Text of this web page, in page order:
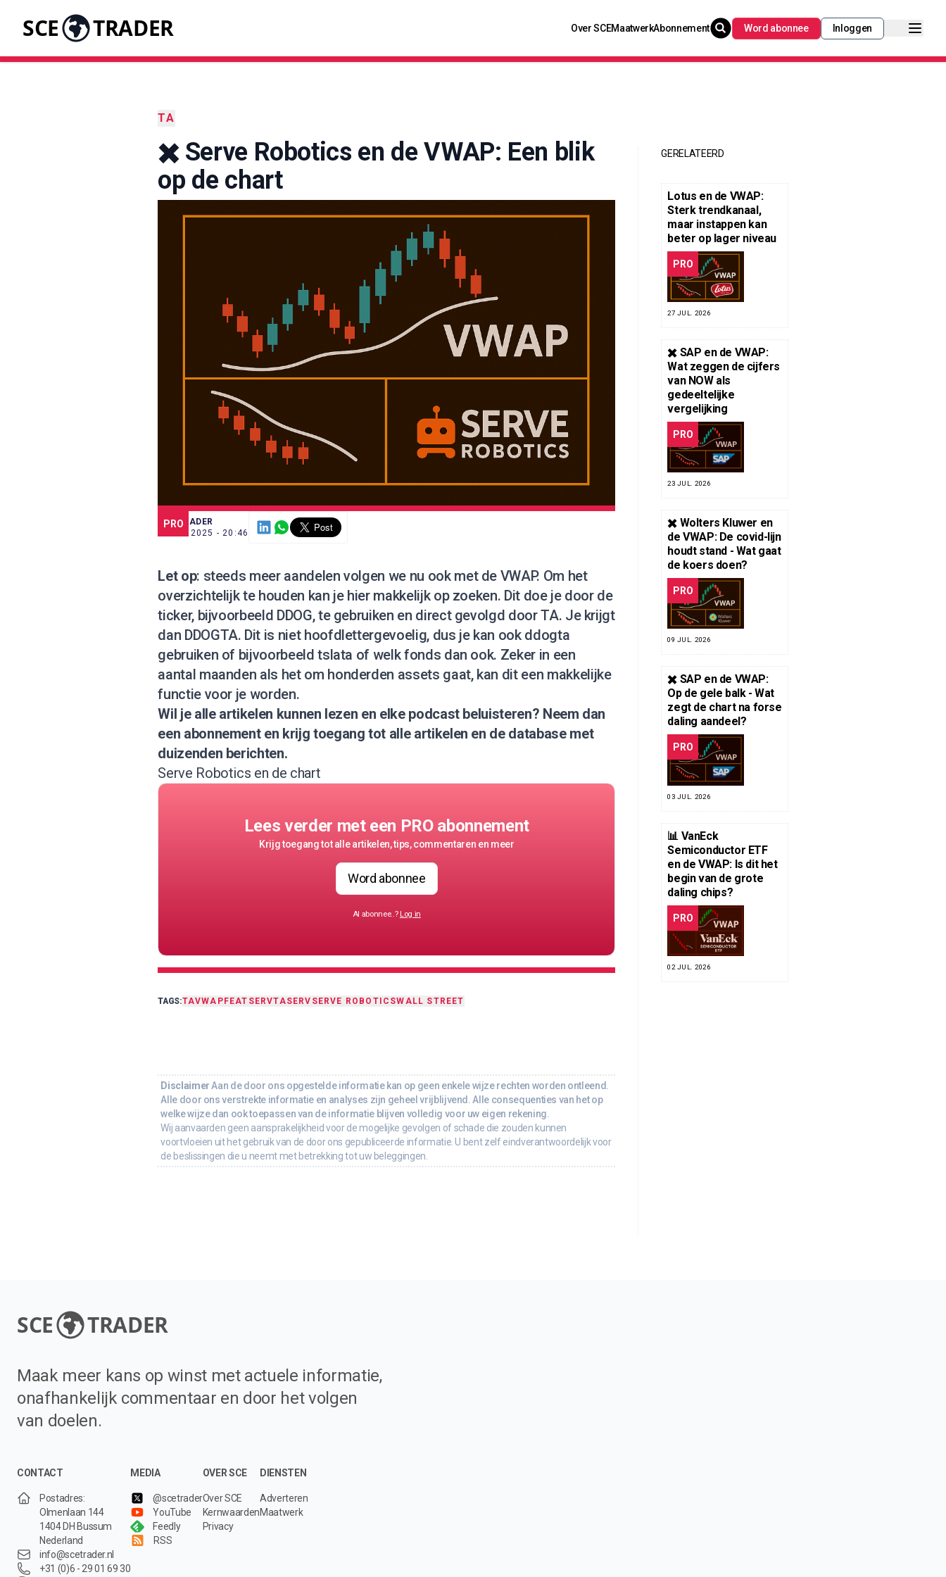
SCE TRADER Over SCEMaatwerkAbonnement Word abonnee Inloggen
TA
✖️ Serve Robotics en de VWAP: Een blik
op de chart
PRO
SCE TRADER
2 OKT. 2025 - 20:46
Let op: steeds meer aandelen volgen we nu ook met de VWAP. Om het
overzichtelijk te houden kan je hier makkelijk op zoeken. Dit doe je door de
ticker, bijvoorbeeld DDOG, te gebruiken en direct gevolgd door TA. Je krijgt
dan DDOGTA. Dit is niet hoofdlettergevoelig, dus je kan ook ddogta
gebruiken of bijvoorbeeld tslata of welk fonds dan ook. Zeker in een
aantal maanden als het om honderden assets gaat, kan dit een makkelijke
functie voor je worden.
Wil je alle artikelen kunnen lezen en elke podcast beluisteren? Neem dan
een abonnementen krijg toegang tot alle artikelen en de database met
duizenden berichten.
Serve Robotics en de chart
Lees verder met een PRO abonnement
Krijg toegang tot alle artikelen, tips, commentaren en meer
Word abonnee
Al abonnee..? Log in
TAGS:TAVWAPFEAT SERVTASERV SERVE ROBOTICSWALL STREET
Disclaimer Aan de door ons opgestelde informatie kan op geen enkele wijze rechten worden ontleend.
Alle door ons verstrekte informatie en analyses zijn geheel vrijblijvend. Alle consequenties van het op
welke wijze dan ook toepassen van de informatie blijven volledig voor uw eigen rekening.
Wij aanvaarden geen aansprakelijkheid voor de mogelijke gevolgen of schade die zouden kunnen
voortvloeien uit het gebruik van de door ons gepubliceerde informatie. U bent zelf eindverantwoordelijk voor
de beslissingen die u neemt met betrekking tot uw beleggingen.
GERELATEERD
Lotus en de VWAP:
Sterk trendkanaal,
maar instappen kan
beter op lager niveau
PRO
27 JUL. 2026
✖️ SAP en de VWAP:
Wat zeggen de cijfers
van NOW als
gedeeltelijke
vergelijking
PRO
23 JUL. 2026
✖️ Wolters Kluwer en
de VWAP: De covid-lijn
houdt stand - Wat gaat
de koers doen?
PRO
09 JUL. 2026
✖️ SAP en de VWAP:
Op de gele balk - Wat
zegt de chart na forse
daling aandeel?
PRO
03 JUL. 2026
📊 VanEck
Semiconductor ETF
en de VWAP: Is dit het
begin van de grote
daling chips?
PRO
02 JUL. 2026
SCE TRADER
Maak meer kans op winst met actuele informatie,
onafhankelijk commentaar en door het volgen
van doelen.
CONTACT
Postadres:
Olmenlaan 144
1404 DH Bussum
Nederland
info@scetrader.nl
+31 (0)6 - 29 01 69 30
MEDIA
@scetrader
YouTube
Feedly
RSS
OVER SCE
Over SCE
Kernwaarden
Privacy
DIENSTEN
Adverteren
Maatwerk